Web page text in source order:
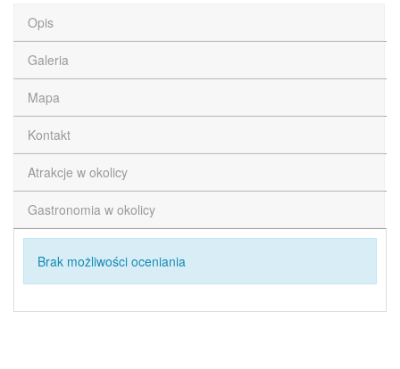
Opis
Galeria
Mapa
Kontakt
Atrakcje w okolicy
Gastronomia w okolicy
Brak możliwości oceniania